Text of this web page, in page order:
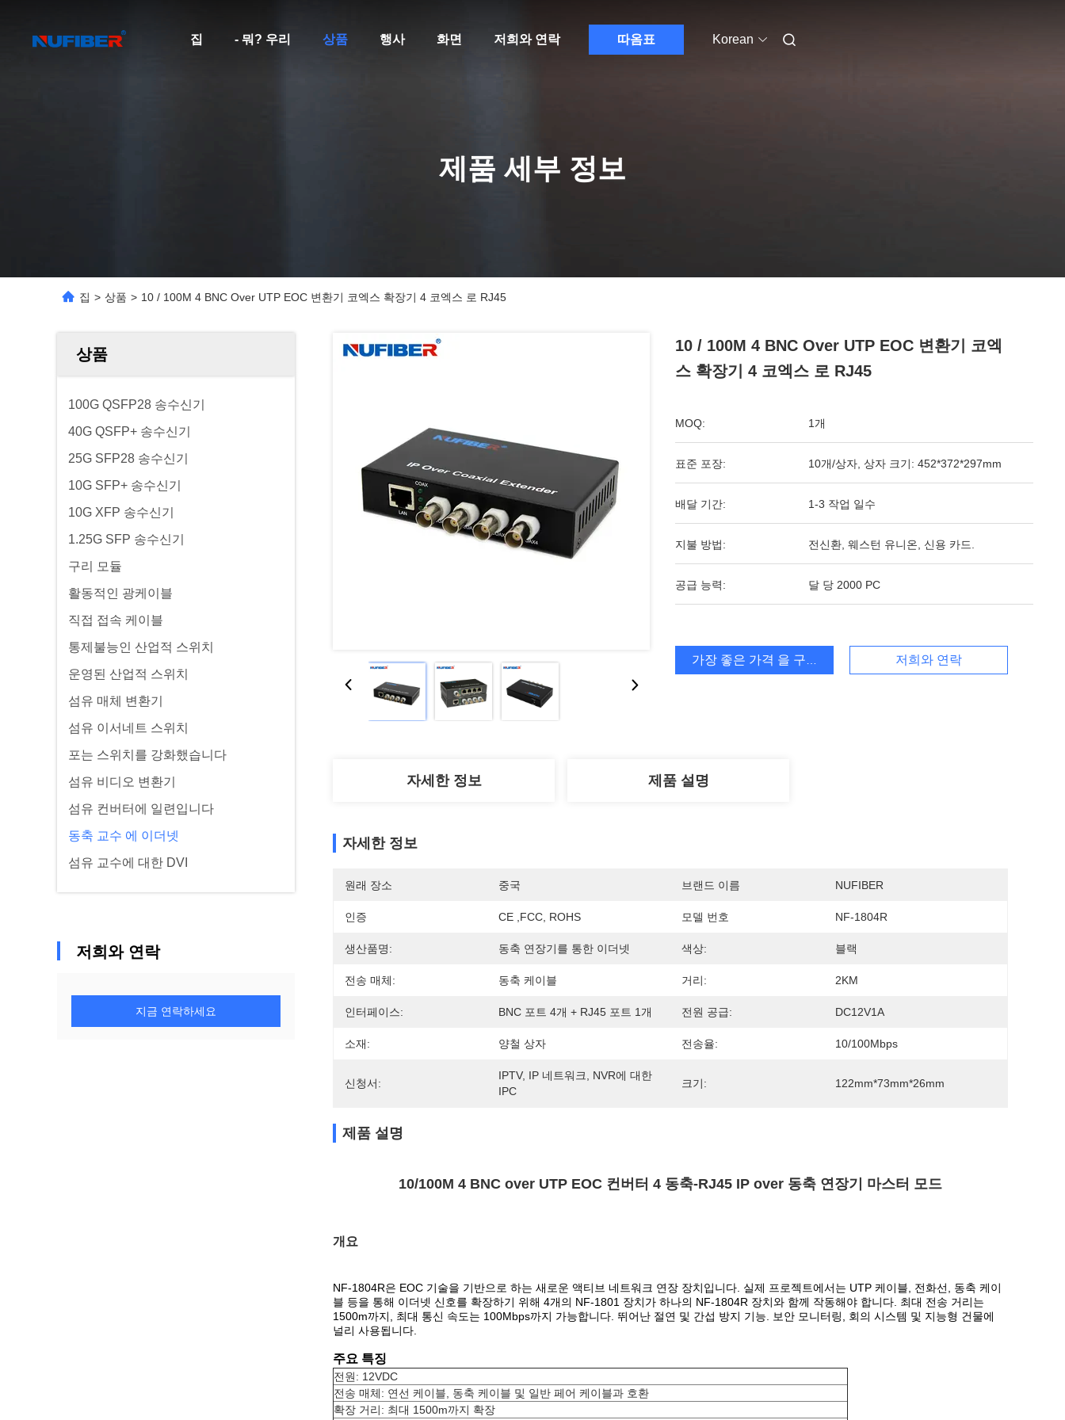
집 - 뭐? 우리 상품 행사 화면 저희와 연락 따옴표 Korean
제품 세부 정보
집 > 상품 > 10 / 100M 4 BNC Over UTP EOC 변환기 코엑스 확장기 4 코엑스 로 RJ45
상품
100G QSFP28 송수신기
40G QSFP+ 송수신기
25G SFP28 송수신기
10G SFP+ 송수신기
10G XFP 송수신기
1.25G SFP 송수신기
구리 모듈
활동적인 광케이블
직접 접속 케이블
통제불능인 산업적 스위치
운영된 산업적 스위치
섬유 매체 변환기
섬유 이서네트 스위치
포는 스위치를 강화했습니다
섬유 비디오 변환기
섬유 컨버터에 일련입니다
동축 교수 에 이더넷
섬유 교수에 대한 DVI
저희와 연락
지금 연락하세요
10 / 100M 4 BNC Over UTP EOC 변환기 코엑
스 확장기 4 코엑스 로 RJ45
MOQ: 1개
표준 포장: 10개/상자, 상자 크기: 452*372*297mm
배달 기간: 1-3 작업 일수
지불 방법: 전신환, 웨스턴 유니온, 신용 카드.
공급 능력: 달 당 2000 PC
가장 좋은 가격 을 구하라 저희와 연락
자세한 정보 제품 설명
자세한 정보
원래 장소 중국 브랜드 이름 NUFIBER
인증 CE ,FCC, ROHS 모델 번호 NF-1804R
생산품명: 동축 연장기를 통한 이더넷 색상: 블랙
전송 매체: 동축 케이블 거리: 2KM
인터페이스: BNC 포트 4개 + RJ45 포트 1개 전원 공급: DC12V1A
소재: 양철 상자 전송율: 10/100Mbps
신청서:
IPTV, IP 네트워크, NVR에 대한
IPC
크기: 122mm*73mm*26mm
제품 설명
10/100M 4 BNC over UTP EOC 컨버터 4 동축-RJ45 IP over 동축 연장기 마스터 모드
개요
NF-1804R은 EOC 기술을 기반으로 하는 새로운 액티브 네트워크 연장 장치입니다. 실제 프로젝트에서는 UTP 케이블, 전화선, 동축 케이
블 등을 통해 이더넷 신호를 확장하기 위해 4개의 NF-1801 장치가 하나의 NF-1804R 장치와 함께 작동해야 합니다. 최대 전송 거리는
1500m까지, 최대 통신 속도는 100Mbps까지 가능합니다. 뛰어난 절연 및 간섭 방지 기능. 보안 모니터링, 회의 시스템 및 지능형 건물에
널리 사용됩니다.
주요 특징
전원: 12VDC
전송 매체: 연선 케이블, 동축 케이블 및 일반 페어 케이블과 호환
확장 거리: 최대 1500m까지 확장